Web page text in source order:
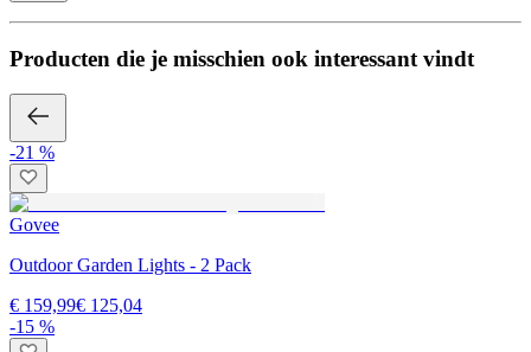
Producten die je misschien ook interessant vindt
-21 %
Govee
Outdoor Garden Lights - 2 Pack
€ 159,99€ 125,04
-15 %